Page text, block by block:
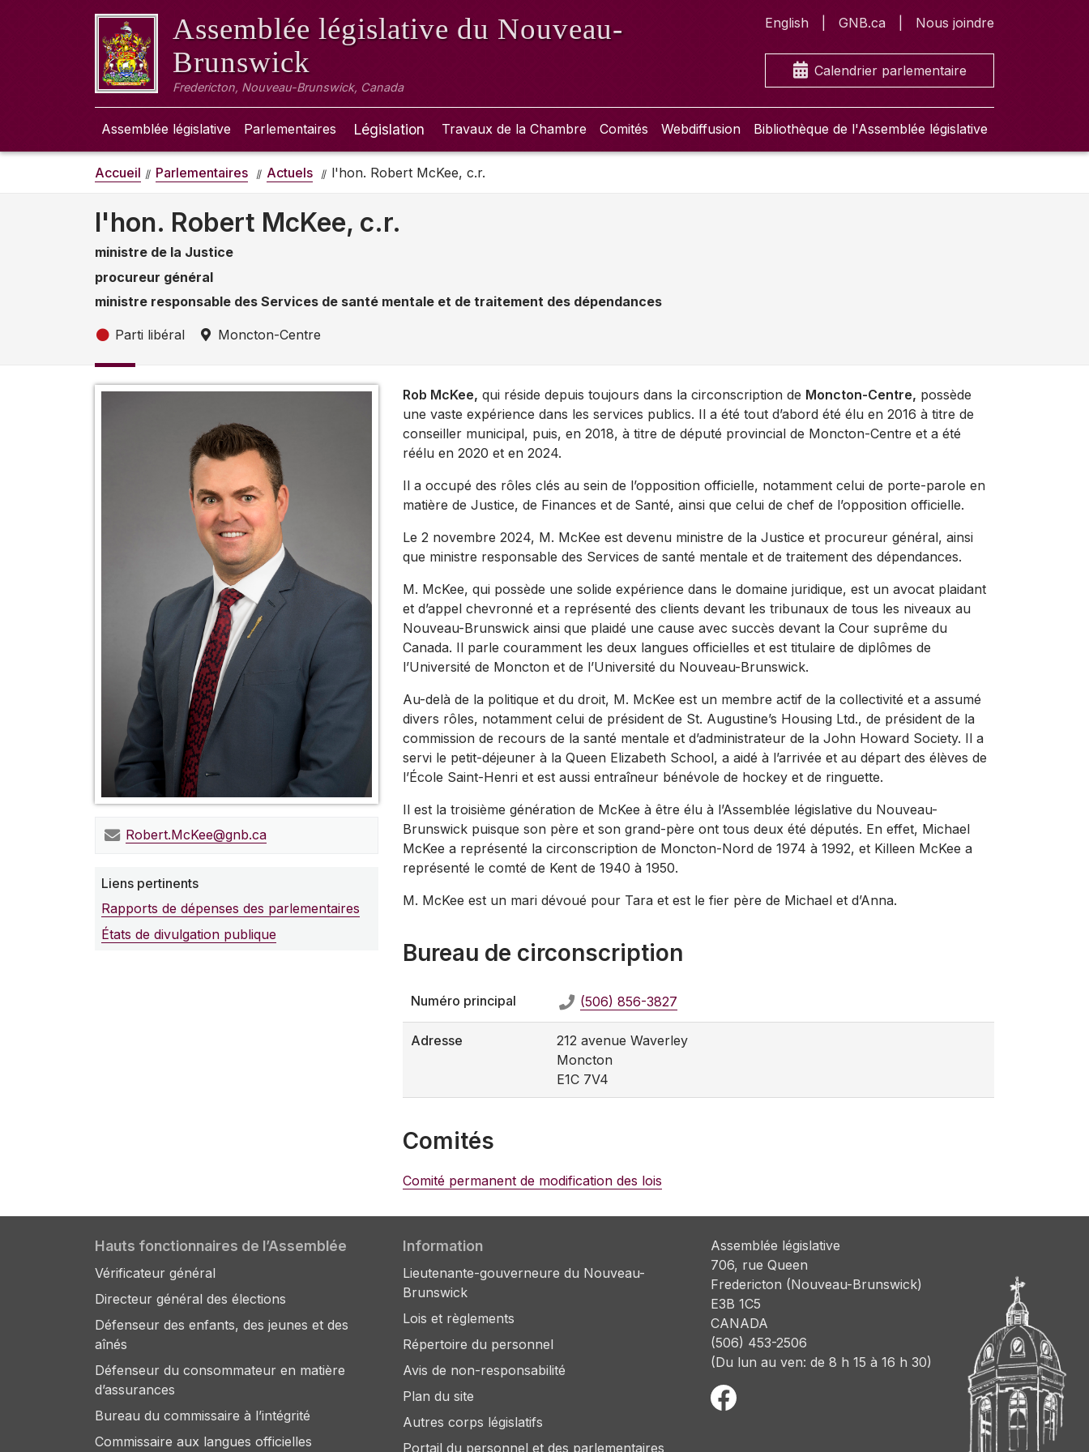
Assemblée législative du Nouveau-
Brunswick
Fredericton, Nouveau-Brunswick, Canada
English GNB.ca Nous joindre
Calendrier parlementaire
Assemblée législative Parlementaires Législation Travaux de la Chambre Comités Webdiffusion Bibliothèque de l'Assemblée législative
Accueil Parlementaires Actuels l'hon. Robert McKee, c.r.
l'hon. Robert McKee, c.r.
ministre de la Justice
procureur général
ministre responsable des Services de santé mentale et de traitement des dépendances
Parti libéral Moncton-Centre
Robert.McKee@gnb.ca
Liens pertinents
Rapports de dépenses des parlementaires
États de divulgation publique
Rob McKee, qui réside depuis toujours dans la circonscription de Moncton-Centre, possède
une vaste expérience dans les services publics. Il a été tout d’abord été élu en 2016 à titre de
conseiller municipal, puis, en 2018, à titre de député provincial de Moncton-Centre et a été
réélu en 2020 et en 2024.
Il a occupé des rôles clés au sein de l’opposition officielle, notamment celui de porte-parole en
matière de Justice, de Finances et de Santé, ainsi que celui de chef de l’opposition officielle.
Le 2 novembre 2024, M. McKee est devenu ministre de la Justice et procureur général, ainsi
que ministre responsable des Services de santé mentale et de traitement des dépendances.
M. McKee, qui possède une solide expérience dans le domaine juridique, est un avocat plaidant
et d’appel chevronné et a représenté des clients devant les tribunaux de tous les niveaux au
Nouveau-Brunswick ainsi que plaidé une cause avec succès devant la Cour suprême du
Canada. Il parle couramment les deux langues officielles et est titulaire de diplômes de
l’Université de Moncton et de l’Université du Nouveau-Brunswick.
Au-delà de la politique et du droit, M. McKee est un membre actif de la collectivité et a assumé
divers rôles, notamment celui de président de St. Augustine’s Housing Ltd., de président de la
commission de recours de la santé mentale et d’administrateur de la John Howard Society. Il a
servi le petit-déjeuner à la Queen Elizabeth School, a aidé à l’arrivée et au départ des élèves de
l’École Saint-Henri et est aussi entraîneur bénévole de hockey et de ringuette.
Il est la troisième génération de McKee à être élu à l’Assemblée législative du Nouveau-
Brunswick puisque son père et son grand-père ont tous deux été députés. En effet, Michael
McKee a représenté la circonscription de Moncton-Nord de 1974 à 1992, et Killeen McKee a
représenté le comté de Kent de 1940 à 1950.
M. McKee est un mari dévoué pour Tara et est le fier père de Michael et d’Anna.
Bureau de circonscription
Numéro principal (506) 856-3827
Adresse
212 avenue Waverley
Moncton
E1C 7V4
Comités
Comité permanent de modification des lois
Hauts fonctionnaires de l’Assemblée
Vérificateur général
Directeur général des élections
Défenseur des enfants, des jeunes et des
aînés
Défenseur du consommateur en matière
d’assurances
Bureau du commissaire à l’intégrité
Commissaire aux langues officielles
Information
Lieutenante-gouverneure du Nouveau-
Brunswick
Lois et règlements
Répertoire du personnel
Avis de non-responsabilité
Plan du site
Autres corps législatifs
Portail du personnel et des parlementaires
Assemblée législative
706, rue Queen
Fredericton (Nouveau-Brunswick)
E3B 1C5
CANADA
(506) 453-2506
(Du lun au ven: de 8 h 15 à 16 h 30)